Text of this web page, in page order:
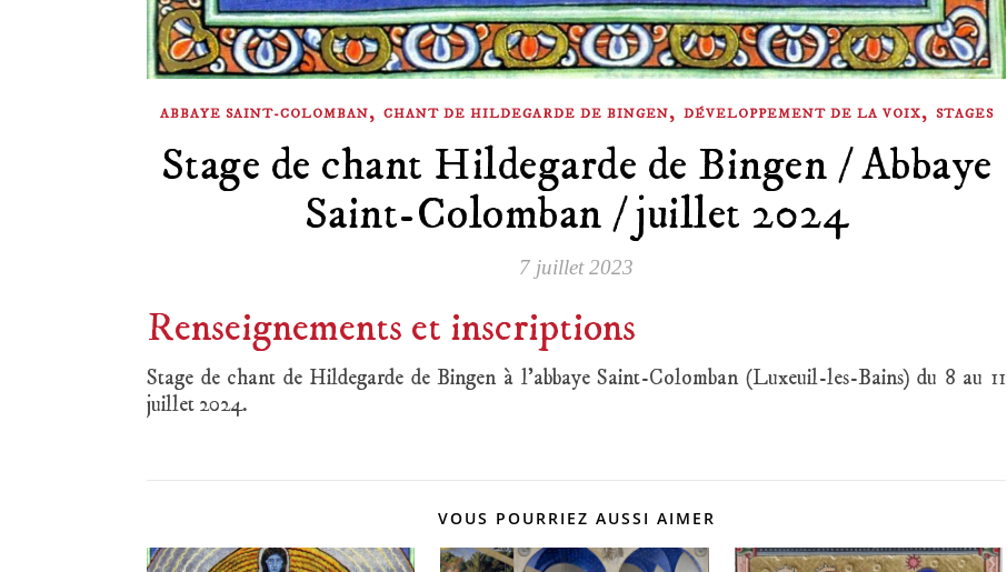
ABBAYE SAINT-COLOMBAN, CHANT DE HILDEGARDE DE BINGEN, DÉVELOPPEMENT DE LA VOIX, STAGES
Stage de chant Hildegarde de Bingen / Abbaye
Saint-Colomban / juillet 2024
7 juillet 2023
Renseignements et inscriptions
Stage de chant de Hildegarde de Bingen à l’abbaye Saint-Colomban (Luxeuil-les-Bains) du 8 au 11
juillet 2024.
VOUS POURRIEZ AUSSI AIMER